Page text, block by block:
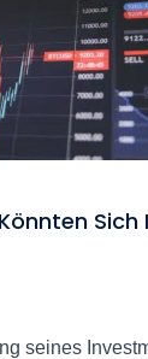
Sich
seines